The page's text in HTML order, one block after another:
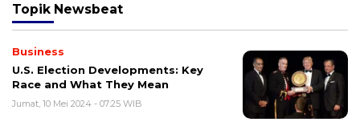
Topik Newsbeat
Business
U.S. Election Developments: Key
Race and What They Mean
Jumat, 10 Mei 2024 - 07:25 WIB